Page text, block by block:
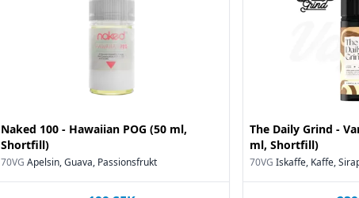
Naked 100 - Hawaiian POG (50 ml,
Shortfill)
70VG Apelsin, Guava, Passionsfrukt
The Daily Grind -
ml, Shortfill)
70VG Iskaffe, Kaffe,